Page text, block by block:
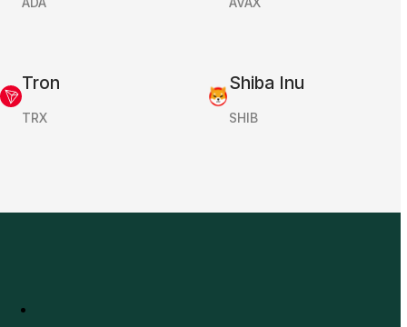
Tron
TRX
Shiba Inu
SHIB